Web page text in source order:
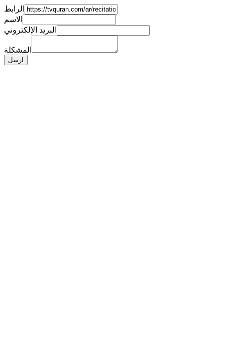
الرابط
الاسم
البريد الإلكتروني
المشكلة
ارسل